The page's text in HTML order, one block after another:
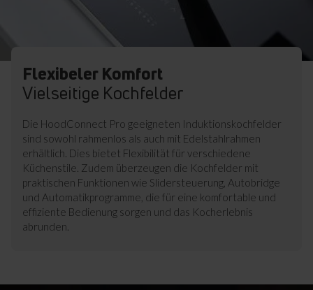
Flexibeler Komfort
Vielseitige Kochfelder
Die HoodConnect Pro geeigneten Induktionskochfelder
sind sowohl rahmenlos als auch mit Edelstahlrahmen
erhältlich. Dies bietet Flexibilität für verschiedene
Küchenstile. Zudem überzeugen die Kochfelder mit
praktischen Funktionen wie Slidersteuerung, Autobridge
und Automatikprogramme, die für eine komfortable und
effiziente Bedienung sorgen und das Kocherlebnis
abrunden.